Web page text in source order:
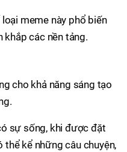
meme này phổ biến
khắp các nền tảng.
cho khả năng sáng tạo
sự sống, khi được đặt
kể những câu chuyện,